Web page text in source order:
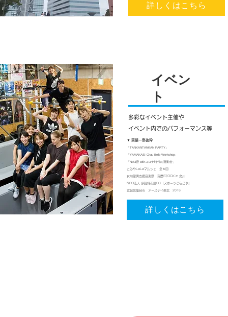
詳しくはこちら
​イベン
ト
多彩なイベント主催や
​イベント内でのパフォーマンス等
​▼ 実績一部抜粋
「TANKANTANKAN PARTY」
「YAMAKASI Chau Belle Workshop」
「No!3密 withコロナ時代の運動会」
とみやLaLaマルシェ 全８回
女川復興支援音楽祭 我歴STOCK in 女川
NPO法人 多賀城市民SC「スポーツてらこや」
宮城県仙台市 アースデイ東北 2016
詳しくはこちら